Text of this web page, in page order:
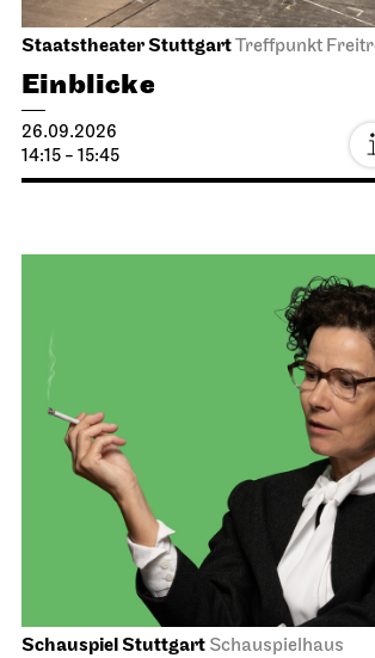
Staatstheater StuttgartTreffpunkt
Einblicke
26.09.2026
14:15 - 15:45
Schauspiel Stuttgart Schauspielhaus